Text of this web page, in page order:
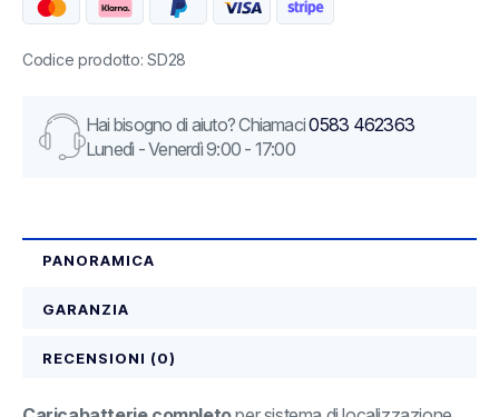
Codice prodotto: SD28
Hai bisogno di aiuto? Chiamaci0583 462363
Lunedì - Venerdì 9:00 - 17:00
PANORAMICA
GARANZIA
RECENSIONI (0)